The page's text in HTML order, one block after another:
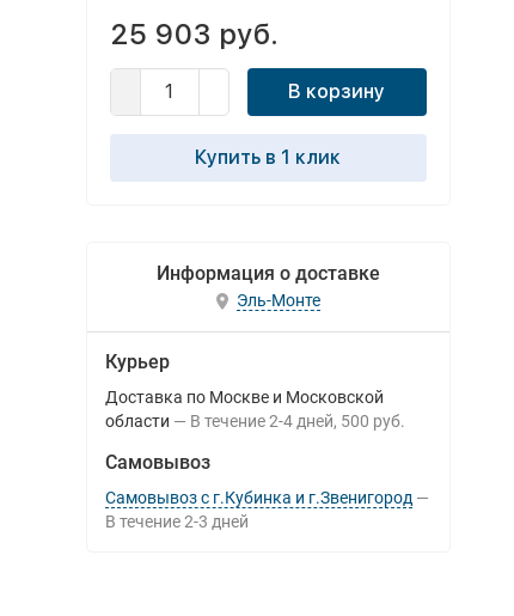
25 903 руб.
В корзину
Купить в 1 клик
Информация о доставке
Эль-Монте
Курьер
Доставка по Москве и Московской
области
В течение 2-4 дней 500 руб.
Самовывоз
Самовывоз с г.Кубинка и г.Звенигород
В течение 2-3 дней